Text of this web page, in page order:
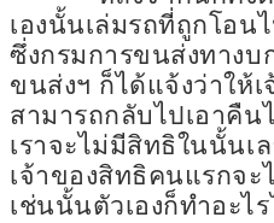
เองนั้นเล่มรถที่ถูกโอ
ซึ่งกรมการขนส่งทางบ
ขนส่งฯ ก็ได้แจ้งว่าให้
สามารถกลับไปเอาคืน
เราจะไม่มีสิทธิในนั้นเ
เจ้าของสิทธิคนแรกจะ
เช่นนั้นตัวเองก็ทำอะไ